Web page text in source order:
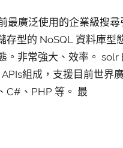
最廣泛使用的企業級搜
存型的 NoSQL 資料庫型
。非常強大、效率。 solr
組成，支援目前世界
C#、PHP 等。 最